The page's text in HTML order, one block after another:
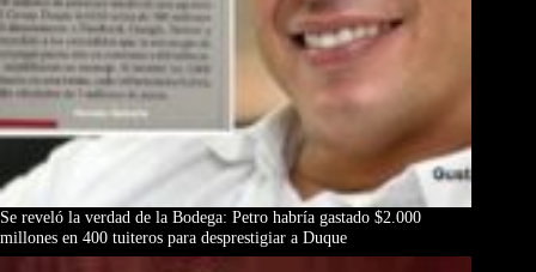
Se reveló la verdad de la Bodega: Petro habría gastado $2.000
millones en 400 tuiteros para desprestigiar a Duque